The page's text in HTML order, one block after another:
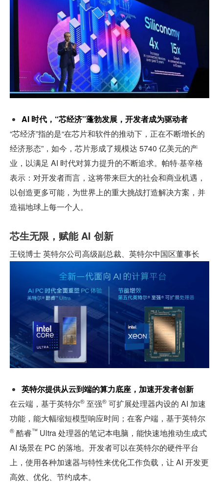
AI 时代，“芯经济”蓬勃发展，开发者成为驱动者
“芯经济”指的是“在芯片和软件的推动下，正在不断增长的
经济形态”，如今，芯片形成了规模达 5740 亿美元的产
业，以满足 AI 时代对算力提升的不断追求。帕特·基辛格
表示：对开发者而言，这将带来巨大的社会和商业机遇，
以创造更多可能，为世界上的重大挑战打造解决方案，并
造福地球上每一个人。
芯生无限，赋能 AI 创新
王锐博士 英特尔公司高级副总裁、英特尔中国区董事长
英特尔提供从云到端的算力底座，加速开发者创新
在云端，基于英特尔® 至强® 可扩展处理器内设的 AI 加速
功能，能大幅缩短模型响应时间；在客户端，基于英特尔
® 酷睿™ Ultra 处理器的笔记本电脑，能快速地推动生成式
AI 场景在 PC 的落地。开发者可以在英特尔的硬件平台
上，使用各种加速器与特性来优化工作负载，让 AI 开发更
高效、优化、节约成本。